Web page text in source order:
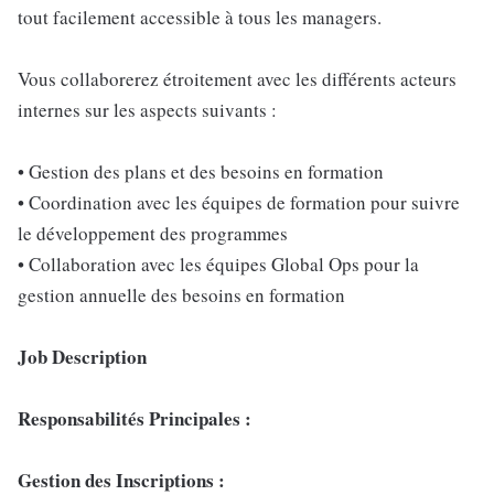
tout facilement accessible à tous les managers.
Vous collaborerez étroitement avec les différents acteurs
internes sur les aspects suivants :
• Gestion des plans et des besoins en formation
• Coordination avec les équipes de formation pour suivre
le développement des programmes
• Collaboration avec les équipes Global Ops pour la
gestion annuelle des besoins en formation
Job Description
Responsabilités Principales :
Gestion des Inscriptions :